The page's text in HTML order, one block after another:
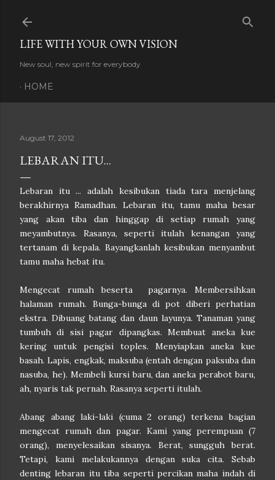
LIFE WITH YOUR OWN VISION
New soul, new spirit for everybody
HOME
August 17, 2012
LEBARAN ITU...
Lebaran itu ... adalah kesibukan tiada tara menjelang
berakhirnya Ramadhan. Lebaran itu, tamu maha besar
yang akan tiba dan hinggap di setiap rumah yang
meyambutnya. Rasanya, seperti itulah kenangan yang
tertanam di kepala. Bayangkanlah kesibukan menyambut
tamu maha hebat itu.
Mengecat rumah beserta pagarnya. Membersihkan
halaman rumah. Bunga-bunga di pot diberi perhatian
ekstra. Dibuang batang dan daun layunya. Tanaman yang
tumbuh di sisi pagar dipangkas. Membuat aneka kue
kering untuk pengisi toples. Menyiapkan aneka kue
basah. Lapis, engkak, maksuba (entah dengan paksuba dan
nasuba, he). Membeli kursi baru, dan aneka perabot baru,
ah, nyaris tak pernah. Rasanya seperti itulah.
Abang abang laki-laki (cuma 2 orang) terkena bagian
mengecat rumah dan pagar. Kami yang perempuan (7
orang), menyelesaikan sisanya. Berat, sungguh berat.
Tetapi, kami melakukannya dengan suka cita. Sebab
denting lebaran itu tiba seperti percikan maha indah di